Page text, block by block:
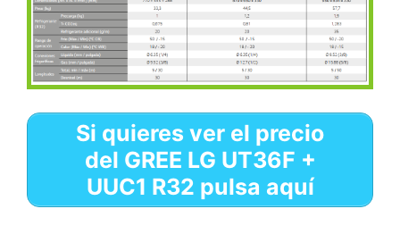
Si quieres ver el precio
del GREE LG UT36F +
UUC1 R32 pulsa aquí